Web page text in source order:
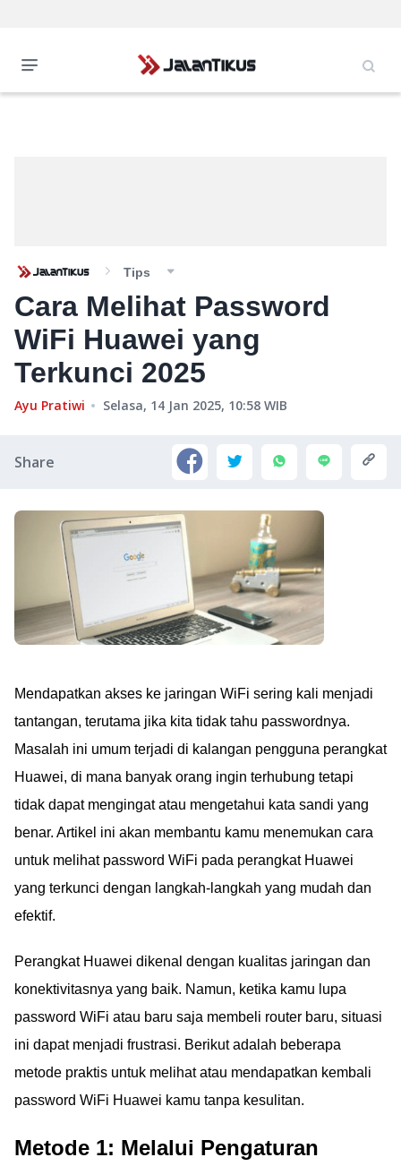
Tips
Cara Melihat Password
WiFi Huawei yang
Terkunci 2025
Ayu Pratiwi Selasa, 14 Jan 2025, 10:58 WIB
Share
Mendapatkan akses ke jaringan WiFi sering kali menjadi
tantangan, terutama jika kita tidak tahu passwordnya.
Masalah ini umum terjadi di kalangan pengguna perangkat
Huawei, di mana banyak orang ingin terhubung tetapi
tidak dapat mengingat atau mengetahui kata sandi yang
benar. Artikel ini akan membantu kamu menemukan cara
untuk melihat password WiFi pada perangkat Huawei
yang terkunci dengan langkah-langkah yang mudah dan
efektif.
Perangkat Huawei dikenal dengan kualitas jaringan dan
konektivitasnya yang baik. Namun, ketika kamu lupa
password WiFi atau baru saja membeli router baru, situasi
ini dapat menjadi frustrasi. Berikut adalah beberapa
metode praktis untuk melihat atau mendapatkan kembali
password WiFi Huawei kamu tanpa kesulitan.
Metode 1: Melalui Pengaturan